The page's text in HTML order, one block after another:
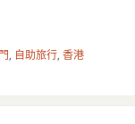
, 自助旅行,香港